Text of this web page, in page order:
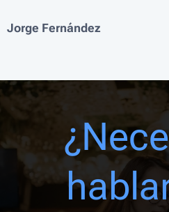
Jorge Fernández